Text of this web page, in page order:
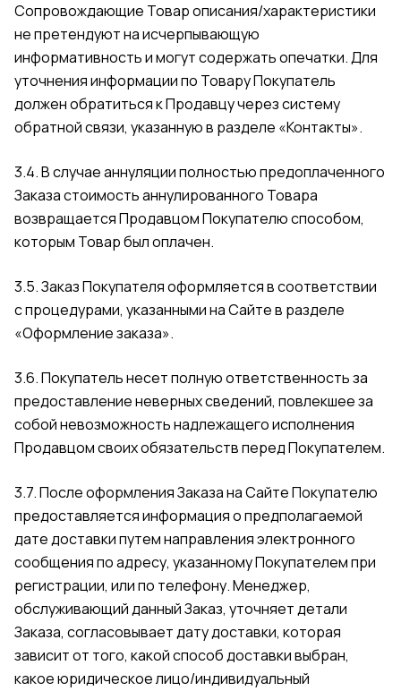
Сопровождающие Товар описания/характеристики
не претендуют на исчерпывающую
информативность и могут содержать опечатки. Для
уточнения информации по Товару Покупатель
должен обратиться к Продавцу через систему
обратной связи, указанную в разделе «Контакты».
3.4. В случае аннуляции полностью предоплаченного
Заказа стоимость аннулированного Товара
возвращается Продавцом Покупателю способом,
которым Товар был оплачен.
3.5. Заказ Покупателя оформляется в соответствии
с процедурами, указанными на Сайте в разделе
«Оформление заказа».
3.6. Покупатель несет полную ответственность за
предоставление неверных сведений, повлекшее за
собой невозможность надлежащего исполнения
Продавцом своих обязательств перед Покупателем.
3.7. После оформления Заказа на Сайте Покупателю
предоставляется информация о предполагаемой
дате доставки путем направления электронного
сообщения по адресу, указанному Покупателем при
регистрации, или по телефону. Менеджер,
обслуживающий данный Заказ, уточняет детали
Заказа, согласовывает дату доставки, которая
зависит от того, какой способ доставки выбран,
какое юридическое лицо/индивидуальный